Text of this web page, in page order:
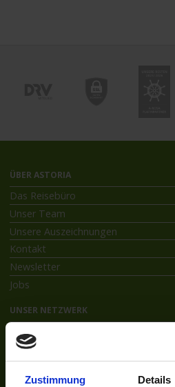
Zustimmung Details
ÜBER ASTORIA
Das Reisebüro
Unser Team
Unsere Auszeichnungen
Kontakt
Newsletter
Jobs
UNSER NETZWERK
Kreuzfahrten-Zentrale.de
Astoria.Reisen
SOCIAL